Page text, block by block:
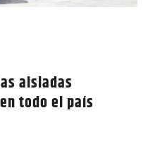
aisladas
todo el país